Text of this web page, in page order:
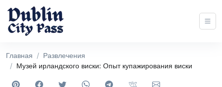
Главная
Развлечения
Музей ирландского виски: Опыт купажирования виски